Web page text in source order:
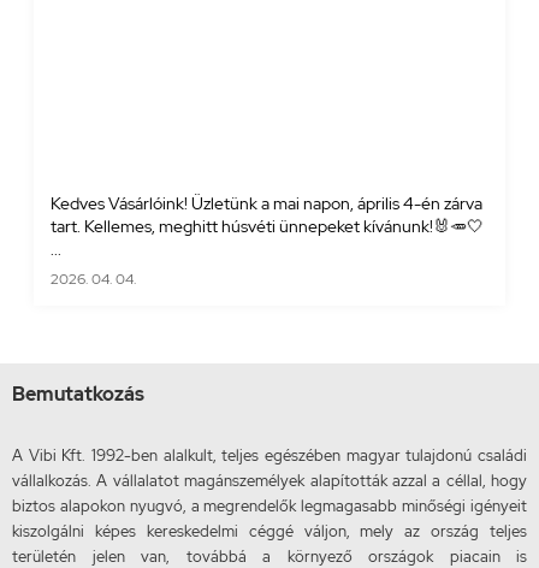
Kedves Vásárlóink! Üzletünk a mai napon, április 4-én zárva
tart. Kellemes, meghitt húsvéti ünnepeket kívánunk!🐰🥕🤍
...
2026. 04. 04.
Bemutatkozás
A Vibi Kft. 1992-ben alalkult, teljes egészében magyar tulajdonú családi
vállalkozás. A vállalatot magánszemélyek alapították azzal a céllal, hogy
biztos alapokon nyugvó, a megrendelők legmagasabb minőségi igényeit
kiszolgálni képes kereskedelmi céggé váljon, mely az ország teljes
területén jelen van, továbbá a környező országok piacain is